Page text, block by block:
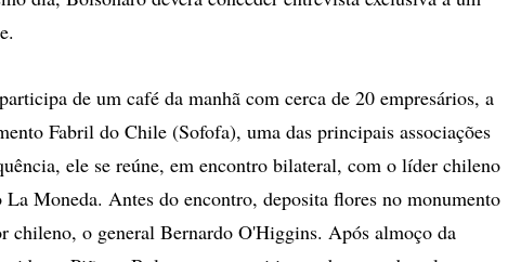
de um café da manhã com cerca de 20 empresários, a
Fabril do Chile (Sofofa), uma das principais associações
ele se reúne, em encontro bilateral, com o líder chileno
La Moneda. Antes do encontro, deposita flores no monumento
chileno, o general Bernardo O'Higgins. Após almoço da